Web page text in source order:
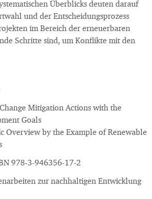
Überblicks deuten darauf
und der Entscheidungsprozess
im Bereich der erneuerbaren
Schritte sind, um Konflikte mit den
Mitigation Actions with the
Goals
Overview by the Example of Renewable
978-3-946356-17-2
zur nachhaltigen Entwicklung